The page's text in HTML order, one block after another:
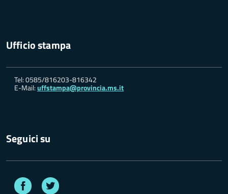
Ufficio stampa
Tel: 0585/816203-816342
E-Mail:uffstampa@provincia.ms.it
Seguici su
Facebook